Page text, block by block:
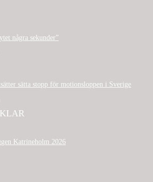
några sekunder”
sätta stopp för motionsloppen i Sverige
Katrineholm 2026